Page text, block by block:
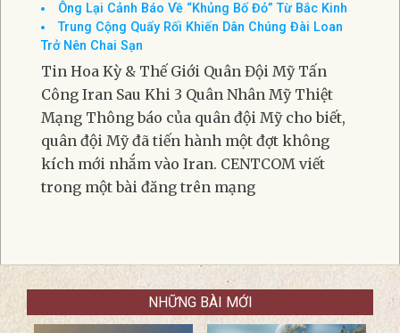
Ông Lại Cảnh Báo Về “Khủng Bố Đỏ” Từ Bắc Kinh
Trung Cộng Quấy Rối Khiến Dân Chúng Đài Loan
Trở Nên Chai Sạn
Tin Hoa Kỳ & Thế Giới Quân Đội Mỹ Tấn
Công Iran Sau Khi 3 Quân Nhân Mỹ Thiệt
Mạng Thông báo của quân đội Mỹ cho biết,
quân đội Mỹ đã tiến hành một đợt không
kích mới nhắm vào Iran. CENTCOM viết
trong một bài đăng trên mạng
NHỮNG BÀI MỚI